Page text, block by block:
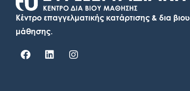
Κέντρο επαγγελματικής κατάρτισης & δια βιου
μάθησης.